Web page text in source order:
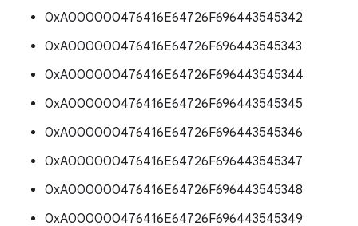
0xA000000476416E64726F696443545342
0xA000000476416E64726F696443545343
0xA000000476416E64726F696443545344
0xA000000476416E64726F696443545345
0xA000000476416E64726F696443545346
0xA000000476416E64726F696443545347
0xA000000476416E64726F696443545348
0xA000000476416E64726F696443545349